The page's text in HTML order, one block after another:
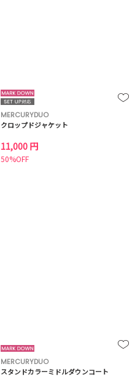
MERCURYDUO
クロップドジャケット
11,000 円
50%OFF
MERCURYDUO
スタンドカラーミドルダウンコート